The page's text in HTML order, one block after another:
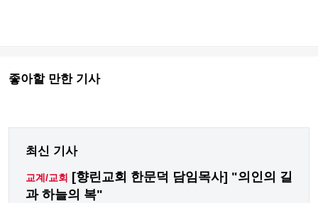
좋아할 만한 기사
최신 기사
교계/교회 [향린교회 한문덕 담임목사] "의인의 길
과 하늘의 복"